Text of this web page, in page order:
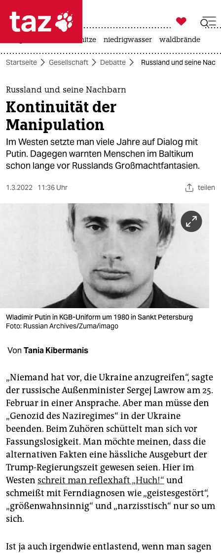
 taz zahl ich
taz zahl ich
themen
politik
öko
gesellschaft
sport
verlag
veranstaltungen
shop
unterstützen
abo
genossenschaft
epaper login

taz zahl ich
hitze niedrigwasser waldbrände
Startseite Gesellschaft Debatte Russland und seine
Russland und seine Nachbarn
Kontinuität der
Manipulation
Im Westen setzte man viele Jahre auf Dialog mit
Putin. Dagegen warnten Menschen im Baltikum
schon lange vor Russlands Großmachtfantasien.
1.3.2022 11:36 Uhr teilen
Wladimir Putin in KGB-Uniform um 1980 in Sankt Petersburg
Foto: Russian Archives/Zuma/imago
Von Tania Kibermanis
„Niemand hat vor, die Ukraine anzugreifen“, sagte
der russische Außenminister Sergej Lawrow am 25.
Februar in einer Ansprache. Aber man müsse den
„Genozid des Naziregimes“ in der Ukraine
beenden. Beim Zuhören schüttelt man sich vor
Fassungslosigkeit. Man möchte meinen, dass die
alternativen Fakten eine hässliche Ausgeburt der
Trump-Regierungszeit gewesen seien. Hier im
Westen schreit man reflexhaft „Huch!“ und
schmeißt mit Ferndiagnosen wie „geistesgestört“,
„größenwahnsinnig“ und „narzisstisch“ nur so um
sich.
Ist ja auch irgendwie entlastend, wenn man sagen